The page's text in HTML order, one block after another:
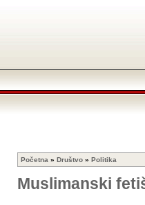
Početna » Društvo » Politika
Muslimanski